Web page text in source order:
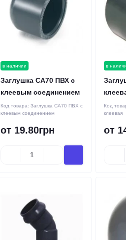
в наличии
Заглушка CA70 ПВХ с
клеевым соединением
Код товара: Заглушка CA70 ПВХ с
клеевым соединением
от 19.80грн
в
Код
клеевая
от